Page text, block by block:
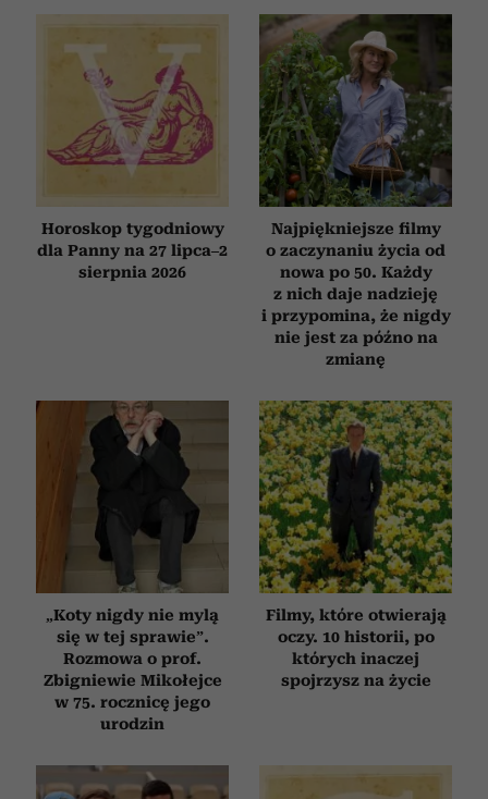
Horoskop tygodniowy
dla Panny na 27 lipca–2
sierpnia 2026
Najpiękniejsze filmy
o zaczynaniu życia od
nowa po 50. Każdy
z nich daje nadzieję
i przypomina, że nigdy
nie jest za późno na
zmianę
„Koty nigdy nie mylą
się w tej sprawie”.
Rozmowa o prof.
Zbigniewie Mikołejce
w 75. rocznicę jego
urodzin
Filmy, które otwierają
oczy. 10 historii, po
których inaczej
spojrzysz na życie